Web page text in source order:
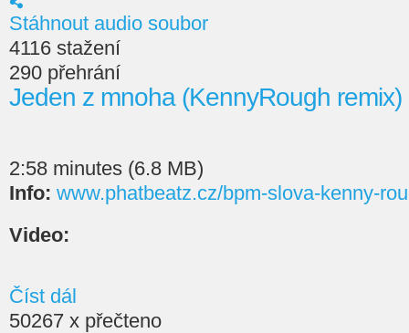
Stáhnout audio soubor
4116 stažení
290 přehrání
Jeden z mnoha (KennyRough
2:58 minutes (6.8 MB)
Info: www.phatbeatz.cz/bpm-slova-kenny-
Video:
Číst dál
50267 x přečteno